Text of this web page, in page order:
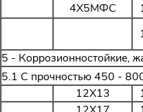
4Х5МФС
5 - Коррозионностойкие,
5.1 С прочностью 450 -
12Х13